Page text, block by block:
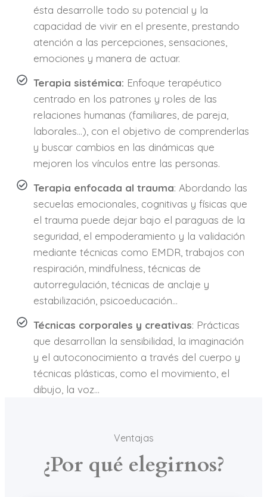
ésta desarrolle todo su potencial y la
capacidad de vivir en el presente, prestando
atención a las percepciones, sensaciones,
emociones y manera de actuar.
Terapia sistémica: Enfoque terapéutico
centrado en los patrones y roles de las
relaciones humanas (familiares, de pareja,
laborales…), con el objetivo de comprenderlas
y buscar cambios en las dinámicas que
mejoren los vínculos entre las personas.
Terapia enfocada al trauma: Abordando las
secuelas emocionales, cognitivas y físicas que
el trauma puede dejar bajo el paraguas de la
seguridad, el empoderamiento y la validación
mediante técnicas como EMDR, trabajos con
respiración, mindfulness, técnicas de
autorregulación, técnicas de anclaje y
estabilización, psicoeducación…
Técnicas corporales y creativas: Prácticas
que desarrollan la sensibilidad, la imaginación
y el autoconocimiento a través del cuerpo y
técnicas plásticas, como el movimiento, el
dibujo, la voz…
Ventajas
¿Por qué elegirnos?